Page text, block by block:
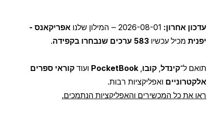
עדכון אחרון: 2026-08-01 ‒ המילון שלנו אפריקאנס -
יפנית מכיל עכשיו 583 ערכים שנבחרו בקפידה .
תואם ל־קינדל קובו PocketBook ועוד קוראי ספרים
אלקטרוניים ואפליקציות רבות.
ראו את כל המכשירים והאפליקציות הנתמכים.